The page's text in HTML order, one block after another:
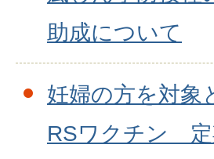
助成について
妊婦の方を対象
RSワクチン 定